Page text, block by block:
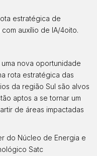
estratégica de
auxílio de IA/4oito.
nova oportunidade
rota estratégica das
da região Sul são alvos
aptos a se tornar um
de áreas impactadas
do Núcleo de Energia e
Satc